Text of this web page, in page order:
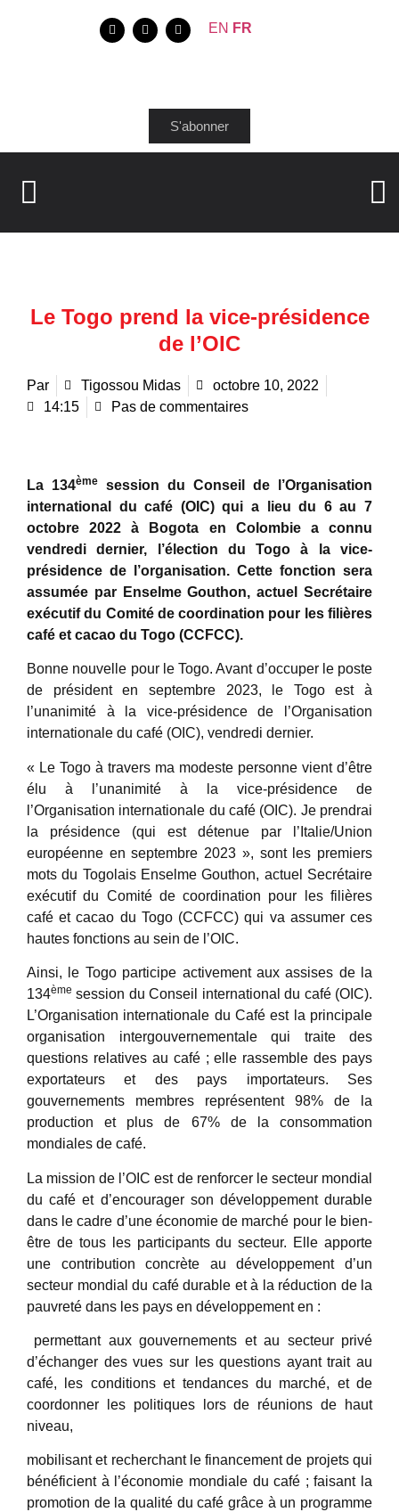
EN FR
S'abonner
Le Togo prend la vice-présidence
de l’OIC
Par Tigossou Midas
octobre 10, 2022
14:15
Pas de commentaires
La 134ème
session du Conseil de l’Organisation
international du café (OIC) qui a lieu du 6 au 7
octobre 2022 à Bogota en Colombie a connu
vendredi dernier, l’élection du Togo à la vice-
présidence de l’organisation. Cette fonction sera
assumée par Enselme Gouthon, actuel Secrétaire
exécutif du Comité de coordination pour les filières
café et cacao du Togo (CCFCC).
Bonne nouvelle pour le Togo. Avant d’occuper le poste
de président en septembre 2023, le Togo est à
l’unanimité à la vice-présidence de l’Organisation
internationale du café (OIC), vendredi dernier.
« Le Togo à travers ma modeste personne vient d’être
élu à l’unanimité à la vice-présidence de
l’Organisation internationale du café (OIC). Je prendrai
la présidence (qui est détenue par l’Italie/Union
européenne en septembre 2023 », sont les premiers
mots du Togolais Enselme Gouthon, actuel Secrétaire
exécutif du Comité de coordination pour les filières
café et cacao du Togo (CCFCC) qui va assumer ces
hautes fonctions au sein de l’OIC.
Ainsi, le Togo participe activement aux assises de la
134ème session du Conseil international du café (OIC).
L’Organisation internationale du Café est la principale
organisation intergouvernementale qui traite des
questions relatives au café ; elle rassemble des pays
exportateurs et des pays importateurs. Ses
gouvernements membres représentent 98% de la
production et plus de 67% de la consommation
mondiales de café.
La mission de l’OIC est de renforcer le secteur mondial
du café et d’encourager son développement durable
dans le cadre d’une économie de marché pour le bien-
être de tous les participants du secteur. Elle apporte
une contribution concrète au développement d’un
secteur mondial du café durable et à la réduction de la
pauvreté dans les pays en développement en :
permettant aux gouvernements et au secteur privé
d’échanger des vues sur les questions ayant trait au
café, les conditions et tendances du marché, et de
coordonner les politiques lors de réunions de haut
niveau,
mobilisant et recherchant le financement de projets qui
bénéficient à l’économie mondiale du café ; faisant la
promotion de la qualité du café grâce à un programme